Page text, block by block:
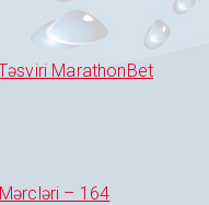
MarathonBet
– 164